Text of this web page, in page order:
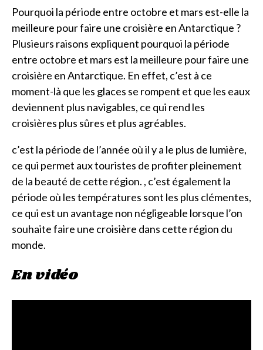
Pourquoi la période entre octobre et mars est-elle la
meilleure pour faire une croisière en Antarctique ?
Plusieurs raisons expliquent pourquoi la période
entre octobre et mars est la meilleure pour faire une
croisière en Antarctique. En effet, c’est à ce
moment-là que les glaces se rompent et que les eaux
deviennent plus navigables, ce qui rend les
croisières plus sûres et plus agréables.
c’est la période de l’année où il y a le plus de lumière,
ce qui permet aux touristes de profiter pleinement
de la beauté de cette région. , c’est également la
période où les températures sont les plus clémentes,
ce qui est un avantage non négligeable lorsque l’on
souhaite faire une croisière dans cette région du
monde.
En vidéo